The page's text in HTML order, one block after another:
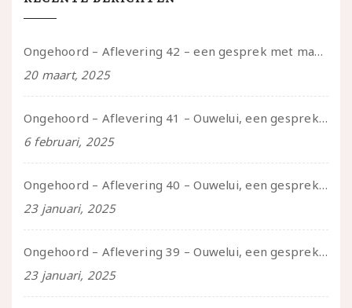
Ongehoord – Aflevering 42 – een gesprek met marijn over seksueel opbloeien, het ouderschap uitvinden en verschillende leeftijden in je mee dragen
20 maart, 2025
Ongehoord – Aflevering 41 – Ouwelui, een gesprek met Marcelle over polyamorie op latere leeftijd, (mantel)zorg voor je partners en seksueel plezier.
6 februari, 2025
Ongehoord – Aflevering 40 – Ouwelui, een gesprek met Sadie Lune over vormende relaties en de geschiedenis van de queer pornobeweging
23 januari, 2025
Ongehoord – Aflevering 39 – Ouwelui, een gesprek met Pepijn en Ivo over hun regenbooggezin, eigenzinnig ouder worden en Cruise Control
23 januari, 2025